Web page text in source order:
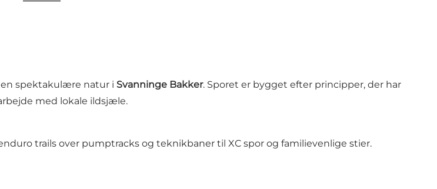
spektakulære natur i Svanninge Bakker. Sporet er bygget efter principper, der har
med lokale ildsjæle.
trails over pumptracks og teknikbaner til XC spor og familievenlige stier.